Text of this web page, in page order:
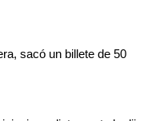
sacó un billete de 50